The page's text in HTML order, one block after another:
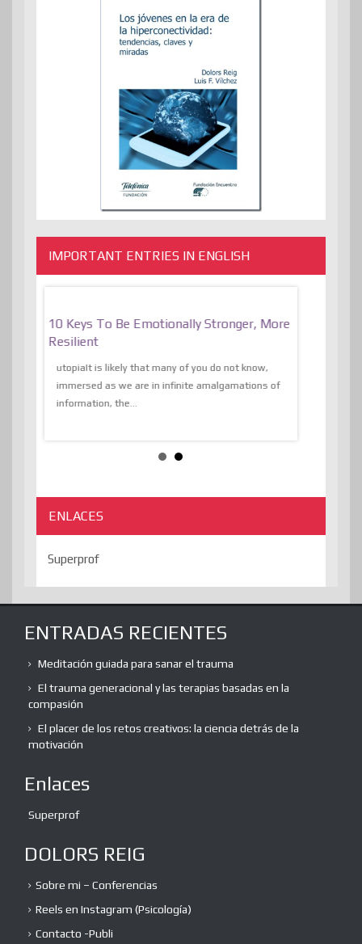
IMPORTANT ENTRIES IN ENGLISH
10 Keys To Be Emotionally Stronger, More
Resilient
utopiaIt is likely that many of you do not know,
immersed as we are in infinite amalgamations of
information, the...
ENLACES
Superprof
ENTRADAS RECIENTES
Meditación guiada para sanar el trauma
El trauma generacional y las terapias basadas en la
compasión
El placer de los retos creativos: la ciencia detrás de la
motivación
Enlaces
Superprof
DOLORS REIG
Sobre mi – Conferencias
Reels en Instagram (Psicología)
Contacto -Publi